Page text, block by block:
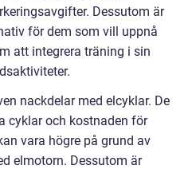
Dessutom är
för dem som vill uppnå
att integrera träning i sin
nackdelar med elcyklar. De
cyklar och kostnaden för
vara högre på grund av
elmotorn. Dessutom är